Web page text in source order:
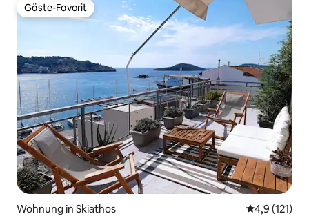
Gäste-Favorit
Gäste-Favorit
Wohnung in Skiathos
4,9 (121)